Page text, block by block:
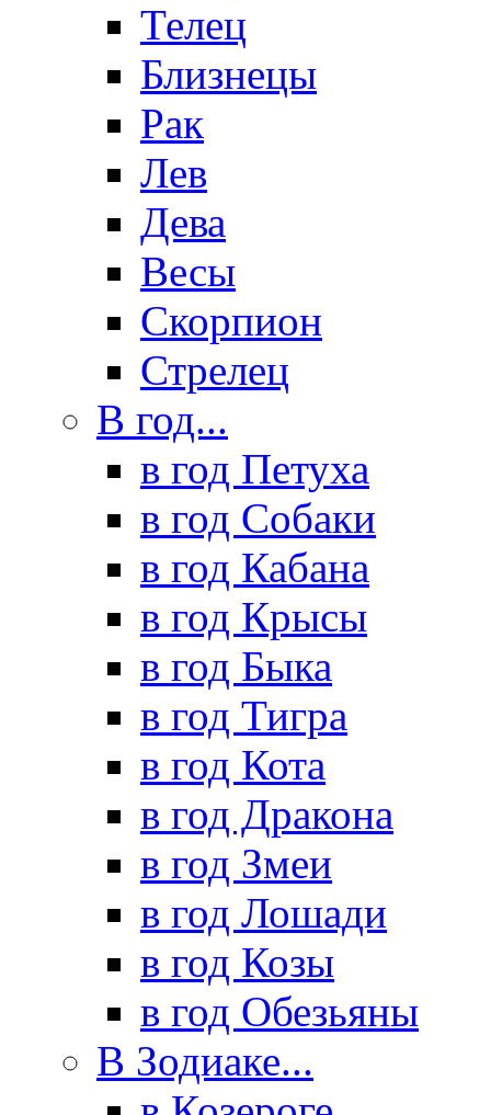
Телец
Близнецы
Рак
Лев
Дева
Весы
Скорпион
Стрелец
В год...
в год Петуха
в год Собаки
в год Кабана
в год Крысы
в год Быка
в год Тигра
в год Кота
в год Дракона
в год Змеи
в год Лошади
в год Козы
в год Обезьяны
В Зодиаке...